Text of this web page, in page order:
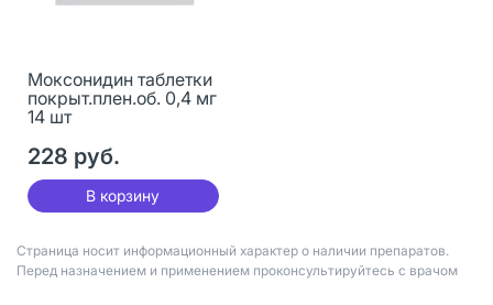
Моксонидин таблетки
покрыт.плен.об. 0,4 мг
14 шт
228 руб.
В корзину
Страница носит информационный характер о наличии препаратов.
Перед назначением и применением проконсультируйтесь с врачом